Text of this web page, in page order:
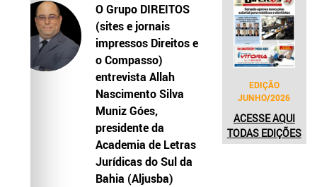
O Grupo DIREITOS
(sites e jornais
impressos Direitos e
o Compasso)
entrevista Allah
Nascimento Silva
Muniz Góes,
presidente da
Academia de Letras
Jurídicas do Sul da
Bahia (Aljusba)
EDIÇÃO
JUNHO/2026
ACESSE AQUI
TODAS EDIÇÕES